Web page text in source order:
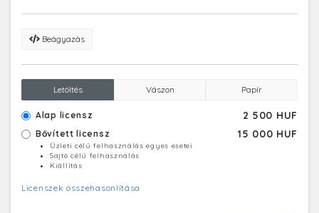
Beágyazás
Letöltés Vászon Papír
Alap licensz 2 500 HUF
Bővített licensz 15 000 HUF
Üzleti célú felhasználás egyes esetei
Sajtó célú felhasználás
Kiállítás
Licenszek összehasonlítása